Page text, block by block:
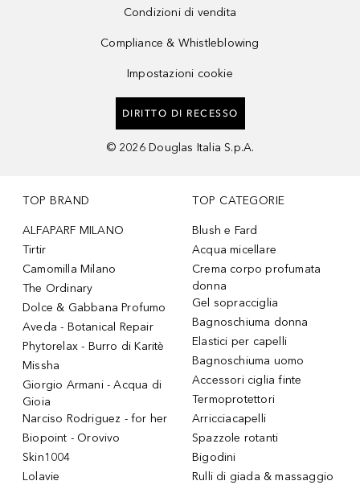
Condizioni di vendita
Compliance & Whistleblowing
Impostazioni cookie
DIRITTO DI RECESSO
© 2026 Douglas Italia S.p.A.
TOP BRAND
ALFAPARF MILANO
Tirtir
Camomilla Milano
The Ordinary
Dolce & Gabbana Profumo
Aveda - Botanical Repair
Phytorelax - Burro di Karitè
Missha
Giorgio Armani - Acqua di
Gioia
Narciso Rodriguez - for her
Biopoint - Orovivo
Skin1004
Lolavie
TOP CATEGORIE
Blush e Fard
Acqua micellare
Crema corpo profumata
donna
Gel sopracciglia
Bagnoschiuma donna
Elastici per capelli
Bagnoschiuma uomo
Accessori ciglia finte
Termoprotettori
Arricciacapelli
Spazzole rotanti
Bigodini
Rulli di giada & massaggio